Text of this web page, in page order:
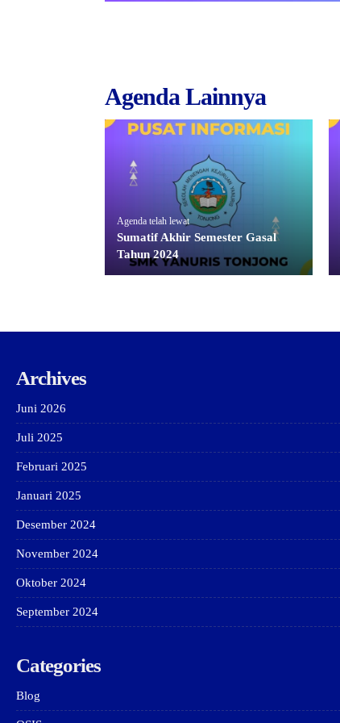
Agenda Lainnya
Agenda telah lewat
Sumatif Akhir Semester Gasal
Tahun 2024
Archives
Juni 2026
Juli 2025
Februari 2025
Januari 2025
Desember 2024
November 2024
Oktober 2024
September 2024
Categories
Blog